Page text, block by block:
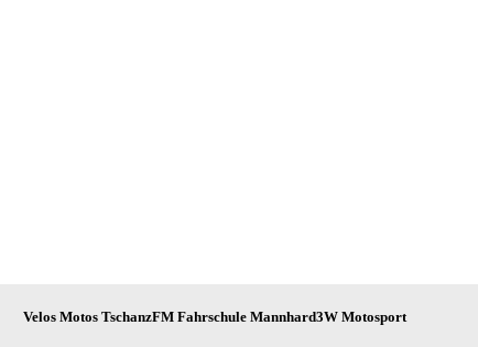
Velos Motos TschanzFM Fahrschule Mannhard3W Motosport